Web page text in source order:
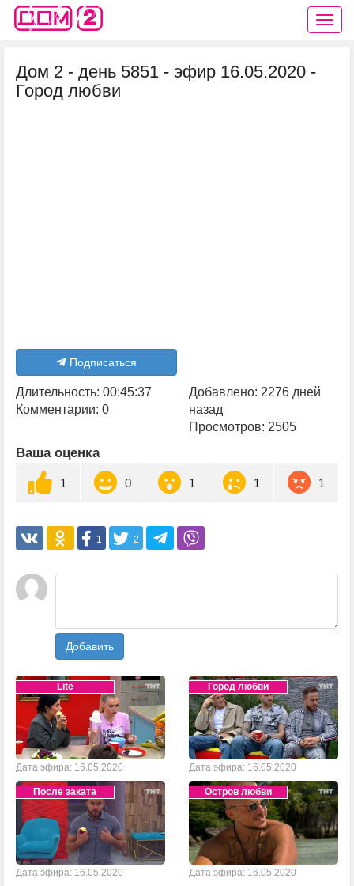
Дом 2 - день 5851 - эфир 16.05.2020 -
Город любви
Подписаться
Длительность: 00:45:37
Комментарии: 0
Добавлено: 2276 дней
назад
Просмотров: 2505
Ваша оценка
1 0 1 1 1
1 2
Добавить
Lite
Дата эфира: 16.05.2020
Город любви
Дата эфира: 16.05.2020
После заката
Дата эфира: 16.05.2020
Остров любви
Дата эфира: 16.05.2020